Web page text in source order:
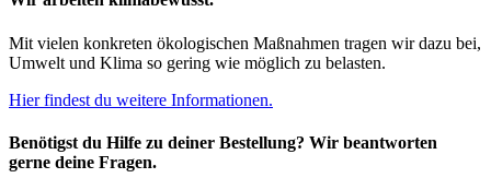
Mit vielen konkreten ökologischen Maßnahmen tragen wir dazu bei,
Umwelt und Klima so gering wie möglich zu belasten.
Hier findest du weitere Informationen.
Benötigst du Hilfe zu deiner Bestellung? Wir beantworten
gerne deine Fragen.